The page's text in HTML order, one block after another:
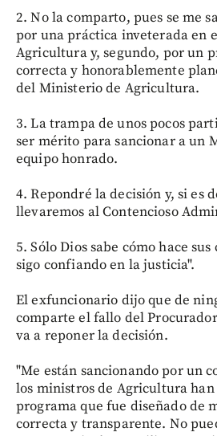
2. No la comparto, pues se me
por una práctica inveterada en
Agricultura y, segundo, por un
correcta y honorablemente
del Ministerio de Agricultura.
3. La trampa de unos pocos
ser mérito para sancionar a un
equipo honrado.
4. Repondré la decisión y, si es
llevaremos al Contencioso
5. Sólo Dios sabe cómo hace
sigo confiando en la justicia".
El exfuncionario dijo que de
comparte el fallo del
va a reponer la decisión.
"Me están sancionando por un
los ministros de Agricultura
programa que fue diseñado de
correcta y transparente. No